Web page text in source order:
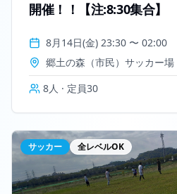
開催！！【注:8:30集合】
8月14日(金) 23:30 〜 02:00
郷土の森（市民）サッカー場
8人 · 定員30
サッカー 全レベルOK